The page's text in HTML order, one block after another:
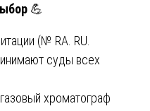
💪
(№ RA. RU.
суды всех
хроматограф